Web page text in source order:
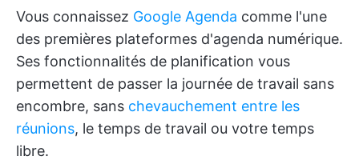
Vous connaissez Google Agenda comme l'une
des premières plateformes d'agenda numérique.
Ses fonctionnalités de planification vous
permettent de passer la journée de travail sans
encombre, sans chevauchement entre les
réunions, le temps de travail ou votre temps
libre.